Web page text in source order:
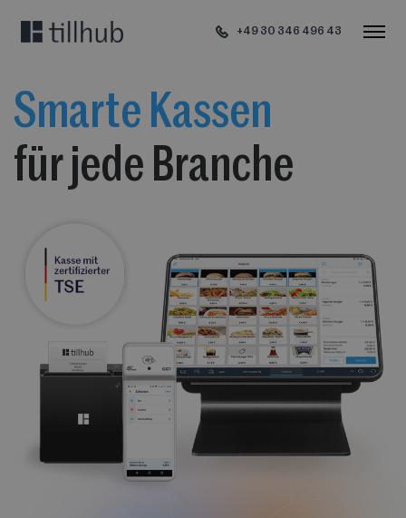
+49 30 346 496 43
Smarte Kassen
für jede Branche